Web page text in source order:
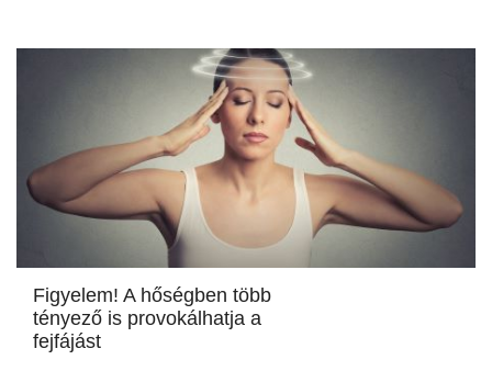
Figyelem! A hőségben több
tényező is provokálhatja a
fejfájást